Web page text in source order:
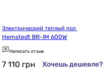
Hemstedt BR-IM 600W
Написать отзыв
7 110 грн Хочешь дешевле?